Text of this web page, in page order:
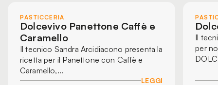
PASTICCERIA
Dolcevivo Panettone Caffè e
Caramello
Il tecnico Sandra Arcidiacono presenta la
ricetta per il Panettone con Caffè e
Caramello,...
LEGGI
Il
per